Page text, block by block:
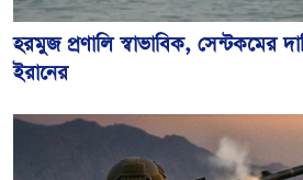
হরমুজ প্রণালি স্বাভাবিক, সেন্টকমের
ইরানের